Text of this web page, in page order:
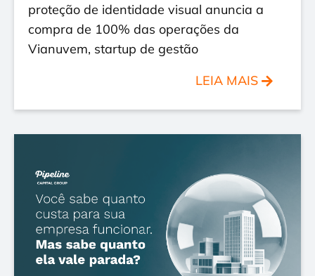
proteção de identidade visual anuncia a
compra de 100% das operações da
Vianuvem, startup de gestão
LEIA MAIS